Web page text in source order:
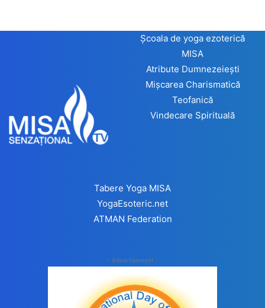
Școala de yoga ezoterică
MISA
Atribute Dumnezeiești
Mișcarea Charismatică
Teofanică
Vindecare Spirituală
Tabere Yoga MISA
YogaEsoteric.net
ATMAN Federation
- Advertisement -